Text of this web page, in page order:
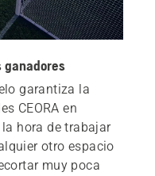
ganadores
garantiza la
CEORA en
hora de trabajar
otro espacio
muy poca